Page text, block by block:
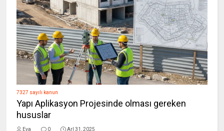
7327 sayılı kanun
Yapı Aplikasyon Projesinde olması gereken
hususlar
Eva 0 Arl 31, 2025